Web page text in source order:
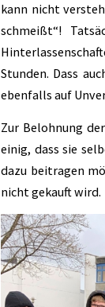
kann nicht
schmeißt“!
Stunden. Dass
ebenfalls auf
Zur Belohnung
einig, dass sie
dazu beitragen
nicht gekauft wird.